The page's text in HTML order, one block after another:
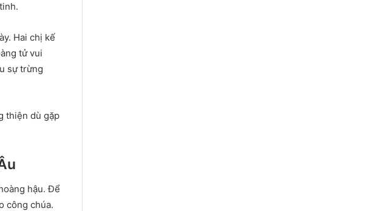
Hai chị kế
tử vui
sự trừng
thiện dù gặp
hậu. Để
công chúa.